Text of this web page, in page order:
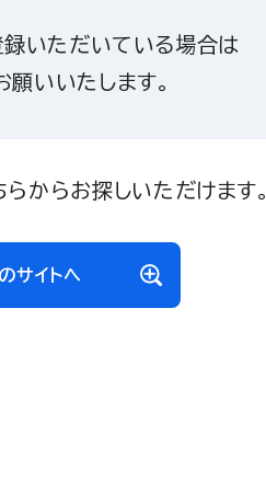
いただいている場合は
いいたします。
からお探しいただけます。
サイトへ